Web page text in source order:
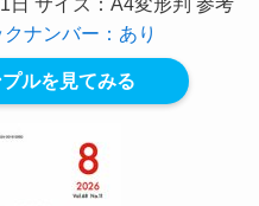
ナンバー：あり
ルを見てみる